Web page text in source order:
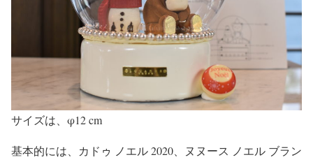
サイズは、φ12 cm
基本的には、カドゥ ノエル 2020、ヌヌース ノエル ブラン